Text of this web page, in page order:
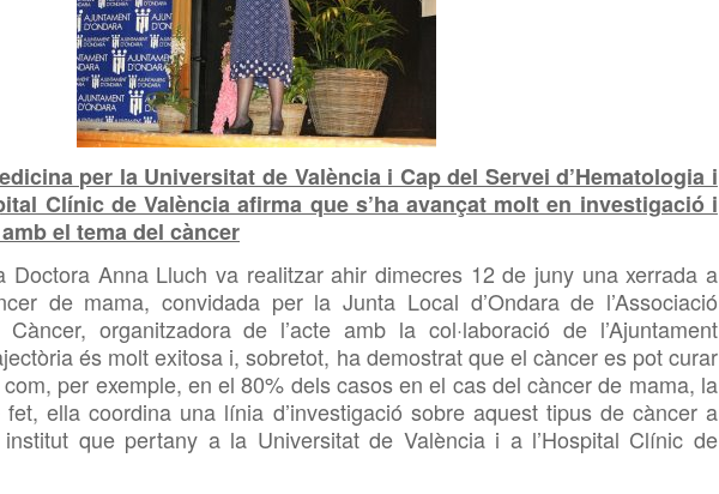
per la Universitat de València i Cap del Servei d’Hematologia i
Clínic de València afirma que s’ha avançat molt en investigació i
el tema del càncer
Doctora Anna Lluch va realitzar ahir dimecres 12 de juny una xerrada a
de mama, convidada per la Junta Local d’Ondara de l’Associació
organitzadora de l’acte amb la col·laboració de l’Ajuntament
és molt exitosa i, sobretot, ha demostrat que el càncer es pot curar
per exemple, en el 80% dels casos en el cas del càncer de mama, la
ella coordina una línia d’investigació sobre aquest tipus de càncer a
institut que pertany a la Universitat de València i a l’Hospital Clínic de